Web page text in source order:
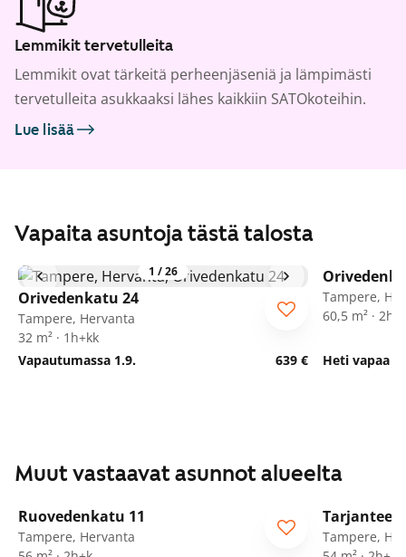
Lemmikit tervetulleita
Lemmikit ovat tärkeitä perheenjäseniä ja lämpimästi
tervetulleita asukkaaksi lähes kaikkiin SATOkoteihin.
Lue lisää
Vapaita asuntoja tästä talosta
1 /26
Orivedenkatu 24
Tampere, Hervanta
32 m² · 1h+kk
Vapautumassa 1.9.
639 €
Tampere,
60,5 m² ·
Heti vapaa
Muut vastaavat asunnot alueelta
Ruovedenkatu 11
Tampere, Hervanta
Tampere,